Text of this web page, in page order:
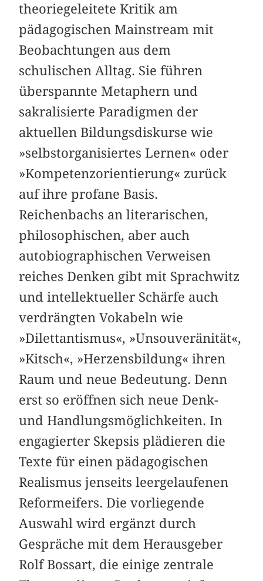
theoriegeleitete Kritik am
pädagogischen Mainstream mit
Beobachtungen aus dem
schulischen Alltag. Sie führen
überspannte Metaphern und
sakralisierte Paradigmen der
aktuellen Bildungsdiskurse wie
»selbst­organisiertes Lernen« oder
»Kompetenzorientierung« zurück
auf ihre profane Basis.
Reichenbachs an literarischen,
philosophischen, aber auch
autobiographischen Ver­weisen
reiches Denken gibt mit Sprachwitz
und intellektueller Schärfe auch
verdrängten Vokabeln wie
»Dilettantismus«, »Unsouveränität«,
»Kitsch«, »Herzensbildung« ihren
Raum und neue Bedeutung. Denn
erst so eröffnen sich neue Denk-
und Handlungsmöglichkeiten. In
engagierter Skepsis plädieren die
Texte für einen pädagogischen
Realismus jenseits leergelaufenen
Reformeifers. Die vorliegende
Auswahl wird ergänzt durch
Gespräche mit dem Herausgeber
Rolf Bossart, die einige zentrale